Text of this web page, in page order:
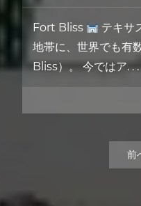
Fort Bliss
テキサ
地帯に、世界でも有
Bliss）。 今ではア. . .
前